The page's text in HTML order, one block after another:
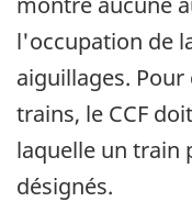
l'occupation de
aiguillages.
trains, le CCF
laquelle un train
désignés.